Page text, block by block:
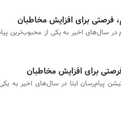
فرصتی برای افزایش مخاطبان
در سال‌های اخیر به یکی از محبوب‌ترین
برای افزایش مخاطبان
پیام‌رسان ایتا در سال‌های اخیر به